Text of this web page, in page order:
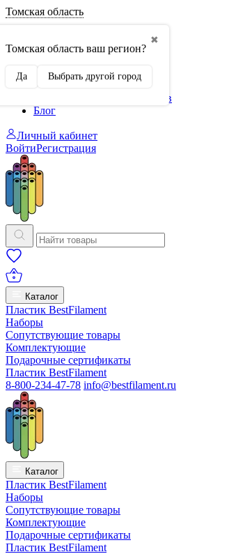
Томская область
✖
Томская область ваш регион?
Да Выбрать другой город
Филиалы
Система скидок
Оплата и доставка
Для крупных 3D-печатников
Блог
Личный кабинет
ВойтиРегистрация
Каталог
Пластик BestFilament
Наборы
Сопутствующие товары
Комплектующие
Подарочные сертификаты
Пластик BestFilament
8-800-234-47-78 info@bestfilament.ru
Каталог
Пластик BestFilament
Наборы
Сопутствующие товары
Комплектующие
Подарочные сертификаты
Пластик BestFilament